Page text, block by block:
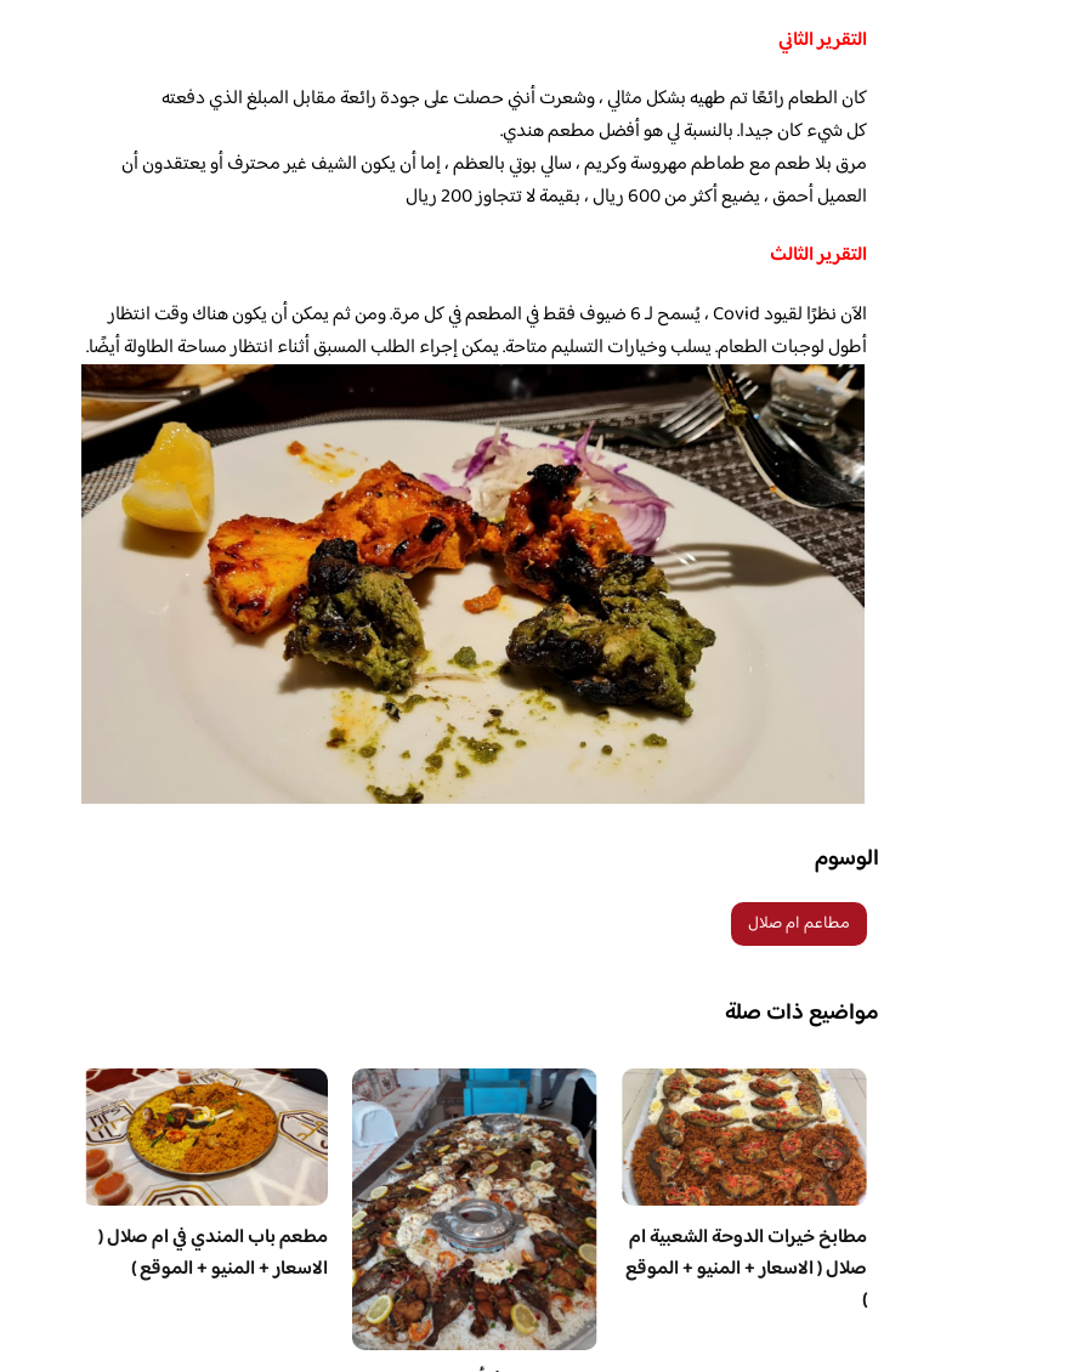
التقرير الثاني
كان الطعام رائعًا تم طهيه بشكل مثالي ، وشعرت أنني حصلت على جودة رائعة مقابل المبلغ الذي دفعته
كل شيء كان جيدا. بالنسبة لي هو أفضل مطعم هندي.
مرق بلا طعم مع طماطم مهروسة وكريم ، سالي بوتي بالعظم ، إما أن يكون الشيف غير محترف أو يعتقدون أن
العميل أحمق ، يضيع أكثر من 600 ريال ، بقيمة لا تتجاوز 200 ريال
التقرير الثالث
الآن نظرًا لقيود Covid ، يُسمح لـ 6 ضيوف فقط في المطعم في كل مرة. ومن ثم يمكن أن يكون هناك وقت انتظار
أطول لوجبات الطعام. يسلب وخيارات التسليم متاحة. يمكن إجراء الطلب المسبق أثناء انتظار مساحة الطاولة أيضًا.
الوسوم
مطاعم ام صلال
مواضيع ذات صلة
مطابخ خيرات الدوحة الشعبية ام
صلال ( الاسعار + المنيو + الموقع
)
مطعم باب المندي في ام صلال (
الاسعار + المنيو + الموقع )